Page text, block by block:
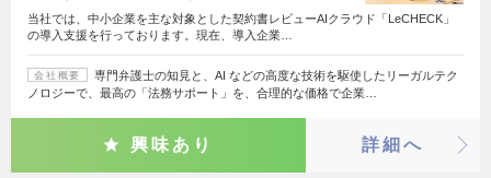
当社では、中小企業を主な対象とした契約書レビューAIクラウド「LeCHECK」
の導入支援を行っております。現在、導入企業…
会社概要
専門弁護士の知見と、AI などの高度な技術を駆使したリーガルテク
ノロジーで、最高の「法務サポート」を、合理的な価格で企業…
興味あり 詳細へ